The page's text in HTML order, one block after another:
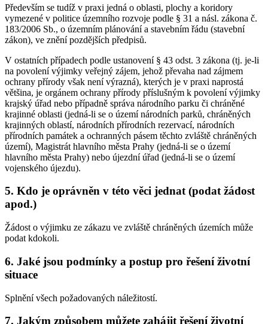
Především se tudíž v praxi jedná o oblasti, plochy a koridory
vymezené v politice územního rozvoje podle § 31 a násl. zákona č.
183/2006 Sb., o územním plánování a stavebním řádu (stavební
zákon), ve znění pozdějších předpisů.
V ostatních případech podle ustanovení § 43 odst. 3 zákona (tj. je-li
na povolení výjimky veřejný zájem, jehož převaha nad zájmem
ochrany přírody však není výrazná), kterých je v praxi naprostá
většina, je orgánem ochrany přírody příslušným k povolení výjimky
krajský úřad nebo případně správa národního parku či chráněné
krajinné oblasti (jedná-li se o území národních parků, chráněných
krajinných oblastí, národních přírodních rezervací, národních
přírodních památek a ochranných pásem těchto zvláště chráněných
území), Magistrát hlavního města Prahy (jedná-li se o území
hlavního města Prahy) nebo újezdní úřad (jedná-li se o území
vojenského újezdu).
5. Kdo je oprávněn v této věci jednat (podat žádost
apod.)
Žádost o výjimku ze zákazu ve zvláště chráněných územích může
podat kdokoli.
6. Jaké jsou podmínky a postup pro řešení životní
situace
Splnění všech požadovaných náležitostí.
7. Jakým způsobem můžete zahájit řešení životní